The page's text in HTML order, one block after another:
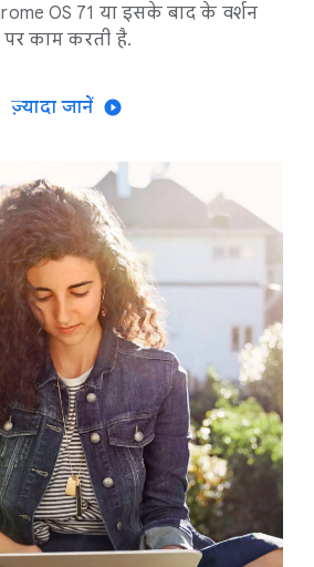
OS 71 या इसके बाद के वर्शन
पर काम करती है.
ज़्यादा जानें